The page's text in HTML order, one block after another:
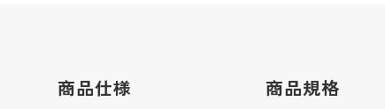
商品仕様 商品規格